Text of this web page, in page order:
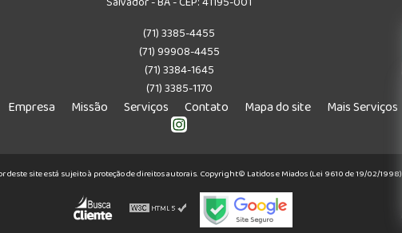
(71) 3385-4455
(71) 99908-4455
(71) 3384-1645
(71) 3385-1170
Empresa Missão Serviços Contato Mapa do site Mais Serviços
deste site está sujeito à proteção de direitos autorais. Copyright© Latidos e Miados (Lei 9610 de 19/02/1998)